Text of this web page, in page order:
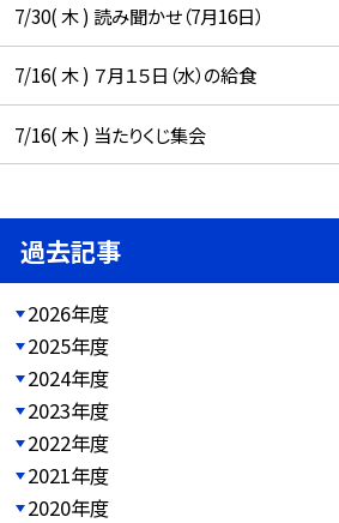
7/30( 木 ) 読み聞かせ（7月16日）
7/16( 木 ) ７月１５日（水）の給食
7/16( 木 ) 当たりくじ集会
過去記事
2026年度
2025年度
2024年度
2023年度
2022年度
2021年度
2020年度